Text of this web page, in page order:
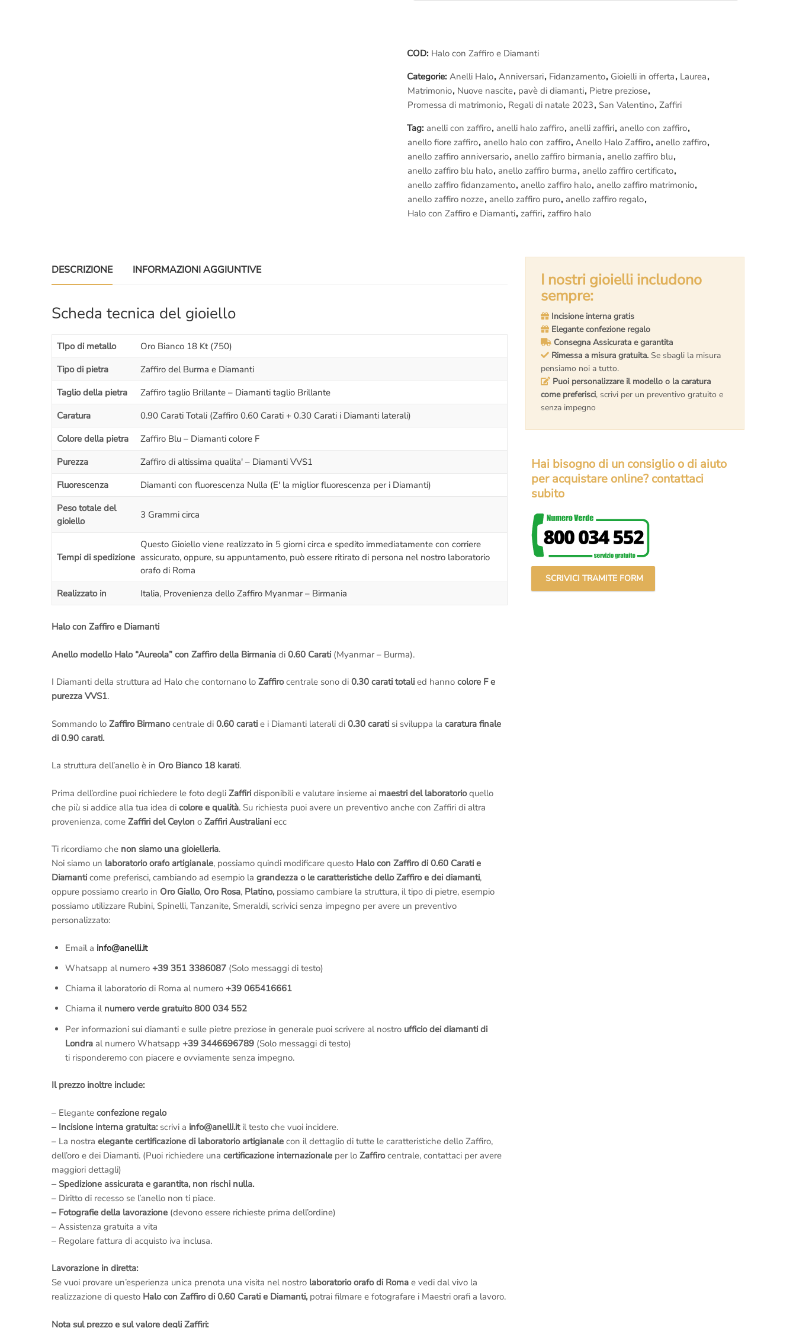
– Diritto di recesso se l’anello non ti piace.
– Fotografie della lavorazione
(devono essere richieste prima dell’ordine)
– Assistenza gratuita a vita
– Regolare fattura di acquisto iva inclusa.
Lavorazione in diretta:
Se vuoi provare un’esperienza unica prenota una visita nel nostrolaboratorio orafo di
Romae vedi dal vivo la realizzazione di questoHalo con Zaffiro di 0.60 Carati e
Diamanti,potrai filmare e fotografare i Maestri orafi a lavoro.
COD: Halo con Zaffiro e Diamanti
Categorie: Anelli Halo, Anniversari, Fidanzamento, Gioielli in offerta, Laurea,
Matrimonio, Nuove nascite, pavè di diamanti, Pietre preziose,
Promessa di matrimonio, Regali di natale 2023, San Valentino, Zaffiri
Tag: anelli con zaffiro, anelli halo zaffiro, anelli zaffiri, anello con zaffiro,
anello fiore zaffiro, anello halo con zaffiro, Anello Halo Zaffiro, anello zaffiro,
anello zaffiro anniversario, anello zaffiro birmania, anello zaffiro blu,
anello zaffiro blu halo, anello zaffiro burma, anello zaffiro certificato,
anello zaffiro fidanzamento, anello zaffiro halo, anello zaffiro matrimonio,
anello zaffiro nozze, anello zaffiro puro, anello zaffiro regalo,
Halo con Zaffiro e Diamanti, zaffiri, zaffiro halo
DESCRIZIONE INFORMAZIONI AGGIUNTIVE
Scheda tecnica del gioiello
TIpo di metallo
Oro Bianco 18 Kt (750)
Tipo di pietra
Zaffiro del Burma e Diamanti
Taglio della pietra
Zaffiro taglio Brillante – Diamanti taglio Brillante
Caratura
0.90 Carati Totali (Zaffiro 0.60 Carati + 0.30 Carati i Diamanti laterali)
Colore della pietra
Zaffiro Blu – Diamanti colore F
Purezza
Zaffiro di altissima qualita' – Diamanti VVS1
Fluorescenza
Diamanti con fluorescenza Nulla (E' la miglior fluorescenza per i Diamanti)
Peso totale del
gioiello
3 Grammi circa
Tempi di spedizione
Questo Gioiello viene realizzato in 5 giorni circa e spedito immediatamente con corriere
assicurato, oppure, su appuntamento, può essere ritirato di persona nel nostro laboratorio
orafo di Roma
Realizzato in
Italia, Provenienza dello Zaffiro Myanmar – Birmania
Halo con Zaffiro e Diamanti
Anello modello Halo “Aureola” con Zaffiro della Birmania di 0.60 Carati (Myanmar – Burma).
I Diamanti della struttura ad Halo che contornano lo Zaffirocentrale sono di 0.30 carati totali ed hanno colore F e
purezza VVS1.
Sommando lo Zaffiro Birmanocentrale di 0.60 carati e i Diamanti laterali di 0.30 carati si sviluppa la caratura finale
di 0.90 carati.
La struttura dell’anello è in Oro Bianco 18 karati.
Prima dell’ordine puoi richiedere le foto degli Zaffiri disponibili e valutare insieme ai maestri del laboratorioquello
che più si addice alla tua idea di colore e qualità. Su richiesta puoi avere un preventivo anche con Zaffiri di altra
provenienza, come Zaffiri del Ceylon o Zaffiri Australiani ecc
Ti ricordiamo che non siamo una gioielleria.
Noi siamo un laboratorio orafo artigianale, possiamo quindi modificare questo Halo con Zaffiro di 0.60 Carati e
Diamanti come preferisci, cambiando ad esempio la grandezza o le caratteristiche dello Zaffiro e dei diamanti,
oppure possiamo crearlo in Oro Giallo, Oro Rosa, Platino, possiamo cambiare la struttura, il tipo di pietre, esempio
possiamo utilizzare Rubini, Spinelli, Tanzanite, Smeraldi, scrivici senza impegno per avere un preventivo
personalizzato:
Email a info@anelli.it
Whatsapp al numero +39 351 3386087(Solo messaggi di testo)
Chiama il laboratorio di Roma al numero +39 065416661
Chiama il numero verde gratuito 800 034 552
Per informazioni sui diamanti e sulle pietre preziose in generale puoi scrivere al nostro ufficio dei diamanti di
Londraal numero Whatsapp +39 3446696789(Solo messaggi di testo)
ti risponderemo con piacere e ovviamente senza impegno.
Il prezzo inoltre include:
– Elegante confezione regalo
– Incisione interna gratuita: scrivi a info@anelli.itil testo che vuoi incidere.
– La nostra elegante certificazione di laboratorio artigianale con il dettaglio di tutte le caratteristiche dello Zaffiro,
dell’oro e dei Diamanti. (Puoi richiedere una certificazione internazionale per lo Zaffirocentrale, contattaci per avere
maggiori dettagli)
– Spedizione assicurata e garantita, non rischi nulla.
– Diritto di recesso se l’anello non ti piace.
– Fotografie della lavorazione (devono essere richieste prima dell’ordine)
– Assistenza gratuita a vita
– Regolare fattura di acquisto iva inclusa.
Lavorazione in diretta:
Se vuoi provare un’esperienza unica prenota una visita nel nostro laboratorio orafo di Roma e vedi dal vivo la
realizzazione di questo Halo con Zaffiro di 0.60 Carati e Diamanti, potrai filmare e fotografare i Maestri orafi a lavoro.
Nota sul prezzo e sul valore degli Zaffiri:
I nostri gioielli includono
sempre:
Incisione interna gratis
Elegante confezione regalo
Consegna Assicurata e garantita
Rimessa a misura gratuita. Se sbagli la misura
pensiamo noi a tutto.
Puoi personalizzare il modello o la caratura
come preferisci, scrivi per un preventivo gratuito e
senza impegno
Hai bisogno di un consiglio o di aiuto
per acquistare online? contattaci
subito
SCRIVICI TRAMITE FORM